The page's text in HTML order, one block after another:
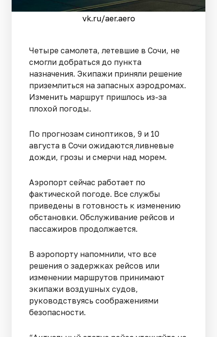
vk.ru/aer.aero
Четыре самолета, летевшие в Сочи, не
смогли добраться до пункта
назначения. Экипажи приняли решение
приземлиться на запасных аэродромах.
Изменить маршрут пришлось из-за
плохой погоды.
По прогнозам синоптиков, 9 и 10
августа в Сочи ожидаются ливневые
дожди, грозы и смерчи над морем.
Аэропорт сейчас работает по
фактической погоде. Все службы
приведены в готовность к изменению
обстановки. Обслуживание рейсов и
пассажиров продолжается.
В аэропорту напомнили, что все
решения о задержках рейсов или
изменении маршрутов принимают
экипажи воздушных судов,
руководствуясь соображениями
безопасности.